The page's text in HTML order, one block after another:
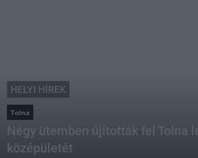
HELYI HÍREK
Tolna
Négy ütemben újították fel Tolna
középületét